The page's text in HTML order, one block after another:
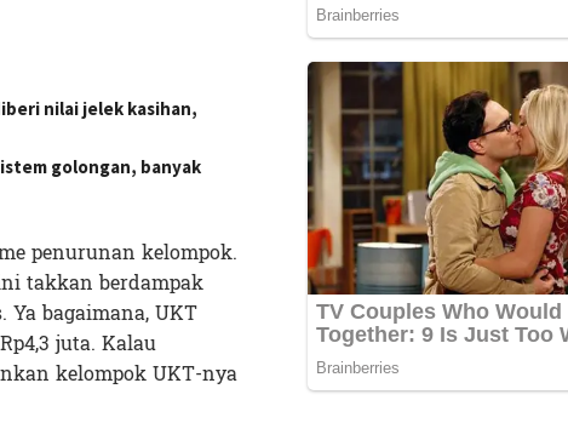
nilai jelek kasihan,
golongan, banyak
penurunan kelompok.
takkan berdampak
bagaimana, UKT
juta. Kalau
kelompok UKT-nya